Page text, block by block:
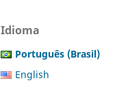
Idioma
Português (Brasil)
English